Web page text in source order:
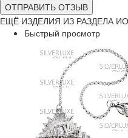
ОТПРАВИТЬ ОТЗЫВ
ЕЩЁ ИЗДЕЛИЯ ИЗ РАЗДЕЛА
Быстрый просмотр